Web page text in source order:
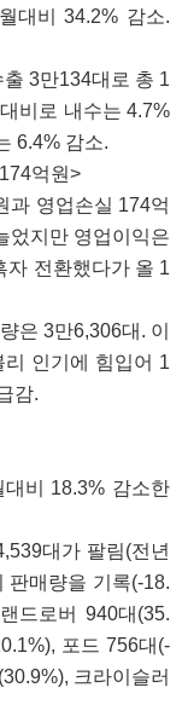
대비 34.2% 감소.
3만134대로 총 1
비로 내수는 4.7%
6.4% 감소.
억원>
과 영업손실 174억
었지만 영업이익은
자 전환했다가 올 1
은 3만6,306대. 이
인기에 힘입어 1
감.
비 18.3% 감소한
대가 팔림(전년
판매량을 기록(-18.
드로버 940대(35.
포드 756대(-
크라이슬러